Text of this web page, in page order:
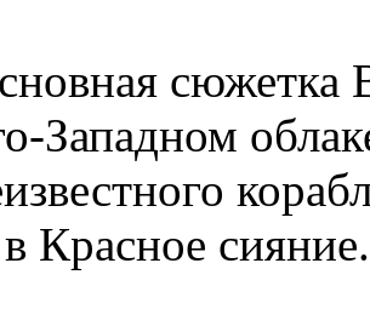
сюжетка
Красное сияние.